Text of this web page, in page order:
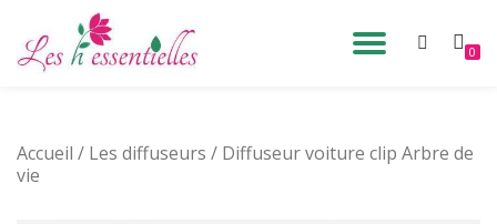
Aller
0
Accueil / Les diffuseurs / Diffuseur voiture clip Arbre de
vie